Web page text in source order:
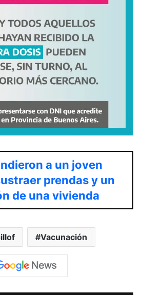
a un joven
prendas y un
de una vivienda
Vacunación